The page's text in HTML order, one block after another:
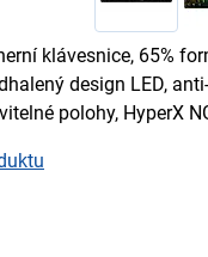
klávesnice, 65%
design LED,
polohy, HyperX